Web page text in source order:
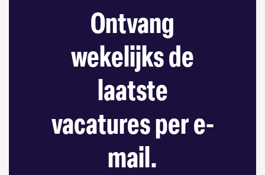
Ontvang
wekelijks de
laatste
vacatures per e-
mail.